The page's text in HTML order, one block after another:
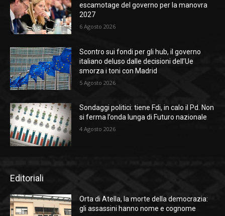
escamotage del governo per la manovra
2027
6 Agosto 2026
Scontro sui fondi per gli hub, il governo
italiano deluso dalle decisioni dell’Ue
smorza i toni con Madrid
5 Agosto 2026
Sondaggi politici: tiene Fdi, in calo il Pd. Non
si ferma l’onda lunga di Futuro nazionale
4 Agosto 2026
Editoriali
Orta di Atella, la morte della democrazia:
gli assassini hanno nome e cognome